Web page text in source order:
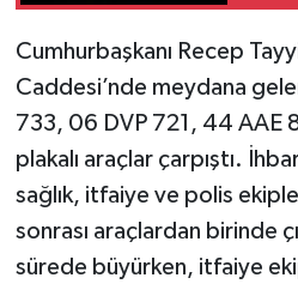
Cumhurbaşkanı Recep
Caddesi’nde meydana
733, 06 DVP 721, 44 AAE
plakalı araçlar çarpıştı.
sağlık, itfaiye ve polis
sonrası araçlardan birinde
sürede büyürken, itfaiye